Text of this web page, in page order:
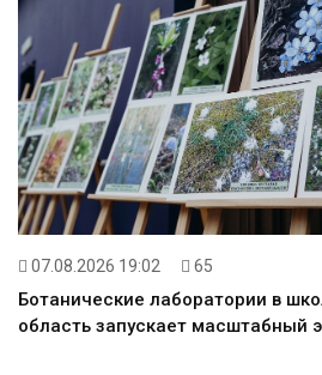
07.08.2026 19:02 65
Ботанические лаборатории в
область запускает масштабный